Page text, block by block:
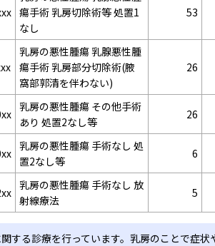
瘍手術 乳房切除術等 処置1
なし
53
乳房の悪性腫瘍 乳腺悪性腫
瘍手術 乳房部分切除術(腋
窩部郭清を伴わない)
26
乳房の悪性腫瘍 その他手術
あり 処置2なし等
26
乳房の悪性腫瘍 手術なし 処
置2なし等
6
乳房の悪性腫瘍 手術なし 放
射線療法
5
する診療を行っています。乳房のことで症